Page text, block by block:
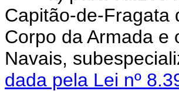
Capitão-de-Fragata
Corpo da Armada e
Navais,
dada pela Lei nº